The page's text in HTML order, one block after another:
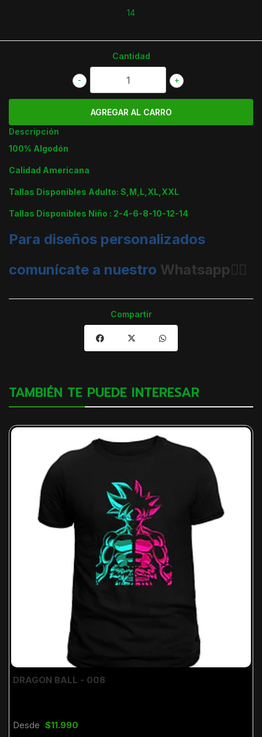
14
Cantidad
+
-
Descripción
100% Algodón
Calidad Americana
Tallas Disponibles Adulto: S,M,L,XL,XXL
Tallas Disponibles Niño : 2-4-6-8-10-12-14
Para diseños personalizados
comunícate a nuestro Whatsapp👈🏼
Compartir
TAMBIÉN TE PUEDE INTERESAR
DRAGON BALL - 008
Desde $11.990